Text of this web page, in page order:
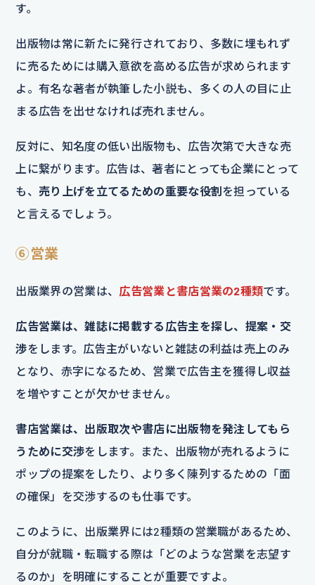
す。
出版物は常に新たに発行されており、多数に埋もれず
に売るためには購入意欲を高める広告が求められます
よ。有名な著者が執筆した小説も、多くの人の目に止
まる広告を出せなければ売れません。
反対に、知名度の低い出版物も、広告次第で大きな売
上に繋がります。広告は、著者にとっても企業にとって
も、 売り上げを立てるための重要な役割を担っている
と言えるでしょう。
⑥営業
出版業界の営業は、 広告営業と書店営業の2種類です。
広告営業は、雑誌に掲載する広告主を探し、提案・交
渉をします。広告主がいないと雑誌の利益は売上のみ
となり、赤字になるため、営業で広告主を獲得し収益
を増やすことが欠かせません。
書店営業は、出版取次や書店に出版物を発注してもら
うために交渉をします。また、出版物が売れるように
ポップの提案をしたり、より多く陳列するための「面
の確保」を交渉するのも仕事です。
このように、出版業界には2種類の営業職があるため、
自分が就職・転職する際は「どのような営業を志望す
るのか」を明確にすることが重要ですよ。